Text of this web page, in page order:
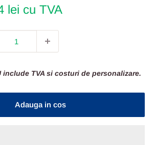
lei cu TVA
include TVA si costuri de personalizare.
Adauga in cos